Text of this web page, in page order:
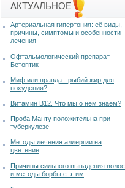
АКТУАЛЬНОЕ
Артериальная гипертония: её виды,
причины, симптомы и особенности
лечения
Офтальмологический препарат
Бетоптик
Миф или правда - рыбий жир для
похудения?
Витамин В12. Что мы о нем знаем?
Проба Манту положительна при
туберкулезе
Методы лечения аллергии на
цветение
Причины сильного выпадения волос
и методы борбы с этим